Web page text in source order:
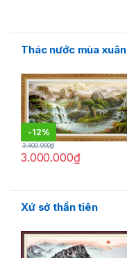
Thác nước mùa xuân
-12%
3.000.000₫
3.400.000₫
Xứ sở thần tiên